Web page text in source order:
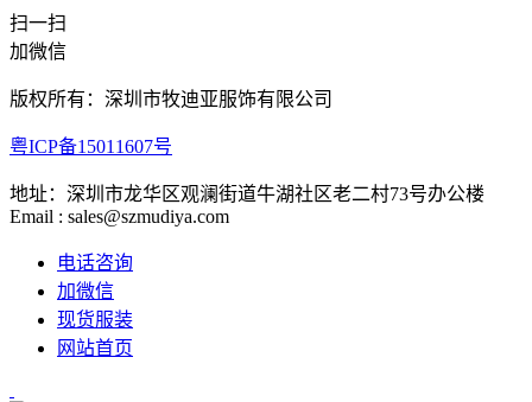
扫一扫
加微信
版权所有：深圳市牧迪亚服饰有限公司
粤ICP备15011607号
地址：深圳市龙华区观澜街道牛湖社区老二村73号办公楼
Email : sales@szmudiya.com
电话咨询
加微信
现货服装
网站首页